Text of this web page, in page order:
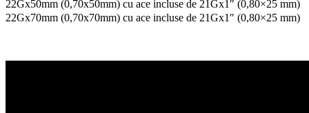
22Gx50mm (0,70x50mm) cu ace incluse de 21Gx1″ (0,80×25 mm)
22Gx70mm (0,70x70mm) cu ace incluse de 21Gx1″ (0,80×25 mm)